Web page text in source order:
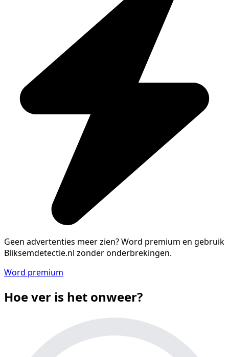
Geen advertenties meer zien?Word premium en gebruik
Bliksemdetectie.nl zonder onderbrekingen.
Word premium
Hoe ver is het onweer?